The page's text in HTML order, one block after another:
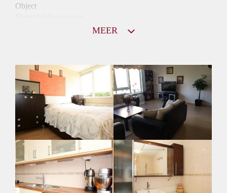
Object
Huurtoeslag
Niet mogelijk
Inkomen eis
N.V.T.
Huurtermijn
Onbepaalde termijn
Oplevering
Gemeubileerd
MEER